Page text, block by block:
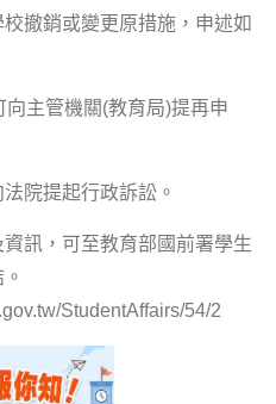
撤銷或變更原措施，申述如
主管機關(教育局)提再申
院提起行政訴訟。
訊，可至教育部國前署學生
StudentAffairs/54/2